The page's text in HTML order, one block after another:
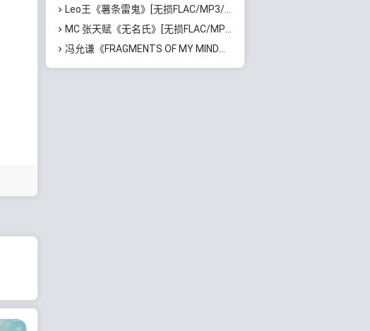
Leo王《薯条雷鬼》[无损FLAC/MP3/370MB]百度云网盘下载
MC 张天赋《无名氏》[无损FLAC/MP3/56MB]百度云网盘下载
冯允谦《FRAGMENTS OF MY MIND》[无损FLAC/MP3/340MB]百度云网盘下载